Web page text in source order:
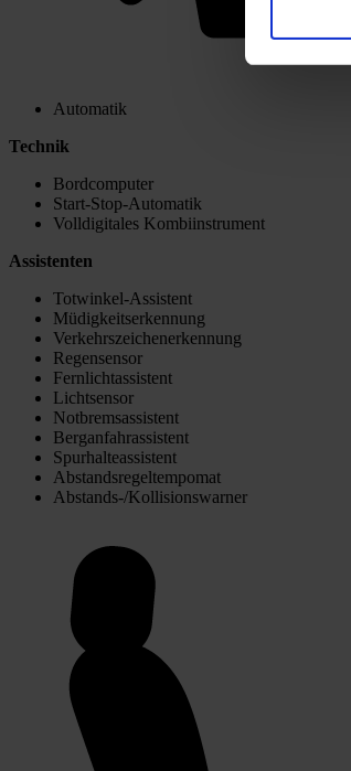
Automatik
Technik
Bordcomputer
Start-Stop-Automatik
Volldigitales Kombiinstrument
Assistenten
Totwinkel-Assistent
Müdigkeitserkennung
Verkehrszeichenerkennung
Regensensor
Fernlichtassistent
Lichtsensor
Notbremsassistent
Berganfahrassistent
Spurhalteassistent
Abstandsregeltempomat
Abstands-/Kollisionswarner